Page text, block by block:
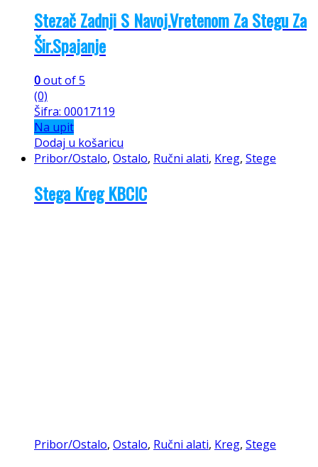
Stezač Zadnji S Navoj.Vretenom Za Stegu Za
Šir.Spajanje
0out of 5
(0)
Šifra: 00017119
Na upit
Dodaj u košaricu
Pribor/Ostalo, Ostalo, Ručni alati, Kreg, Stege
Stega Kreg KBCIC
Pribor/Ostalo, Ostalo, Ručni alati, Kreg, Stege